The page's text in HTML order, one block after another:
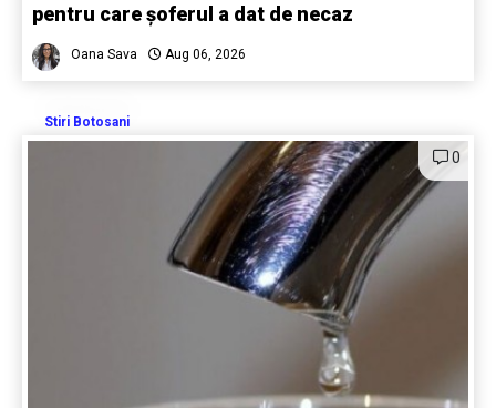
pentru care șoferul a dat de necaz
Oana Sava Aug 06, 2026
Stiri Botosani
0